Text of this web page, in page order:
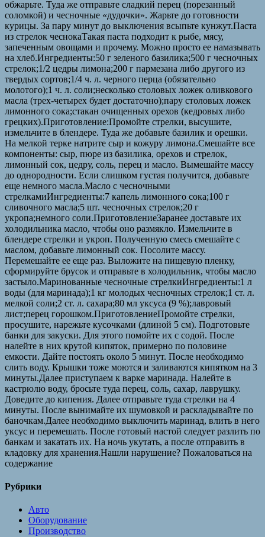
обжарьте. Туда же отправьте сладкий перец (порезанный
соломкой) и чесночные «дудочки». Жарьте до готовности
курицы. За пару минут до выключения всыпьте кунжут.Паста
из стрелок чеснокаТакая паста подходит к рыбе, мясу,
запеченным овощами и прочему. Можно просто ее намазывать
на хлеб.Ингредиенты:50 г зеленого базилика;500 г чесночных
стрелок;1/2 цедры лимона;200 г пармезана либо другого из
твердых сортов;1/4 ч. л. черного перца (обязательно
молотого);1 ч. л. соли;несколько столовых ложек оливкового
масла (трех-четырех будет достаточно);пару столовых ложек
лимонного сока;стакан очищенных орехов (кедровых либо
грецких).Приготовление:Промойте стрелки, высушите,
измельчите в блендере. Туда же добавьте базилик и орешки.
На мелкой терке натрите сыр и кожуру лимона.Смешайте все
компоненты: сыр, пюре из базилика, орехов и стрелок,
лимонный сок, цедру, соль, перец и масло. Вымешайте массу
до однородности. Если слишком густая получится, добавьте
еще немного масла.Масло с чесночными
стрелкамиИнгредиенты:7 капель лимонного сока;100 г
сливочного масла;5 шт. чесночных стрелок;20 г
укропа;немного соли.ПриготовлениеЗаранее доставьте их
холодильника масло, чтобы оно размякло. Измельчите в
блендере стрелки и укроп. Полученную смесь смешайте с
маслом, добавьте лимонный сок. Посолите массу.
Перемешайте ее еще раз. Выложите на пищевую пленку,
сформируйте брусок и отправьте в холодильник, чтобы масло
застыло.Маринованные чесночные стрелкиИнгредиенты:1 л
воды (для маринада);1 кг молодых чесночных стрелок;1 ст. л.
мелкой соли;2 ст. л. сахара;80 мл уксуса (9 %);лавровый
лист;перец горошком.ПриготовлениеПромойте стрелки,
просушите, нарежьте кусочками (длиной 5 см). Подготовьте
банки для закуски. Для этого помойте их с содой. После
налейте в них крутой кипяток, примерно по половине
емкости. Дайте постоять около 5 минут. После необходимо
слить воду. Крышки тоже моются и заливаются кипятком на 3
минуты.Далее приступаем к варке маринада. Налейте в
кастрюлю воду, бросьте туда перец, соль, сахар, лаврушку.
Доведите до кипения. Далее отправьте туда стрелки на 4
минуты. После вынимайте их шумовкой и раскладывайте по
баночкам.Далее необходимо выключить маринад, влить в него
уксус и перемешать. После готовый настой следует разлить по
банкам и закатать их. На ночь укутать, а после отправить в
кладовку для хранения.Нашли нарушение? Пожаловаться на
содержание
Рубрики
Авто
Оборудование
Производство